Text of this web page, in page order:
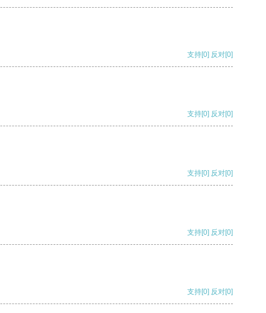
支持[0] 反对[0]
支持[0] 反对[0]
支持[0] 反对[0]
支持[0] 反对[0]
支持[0] 反对[0]